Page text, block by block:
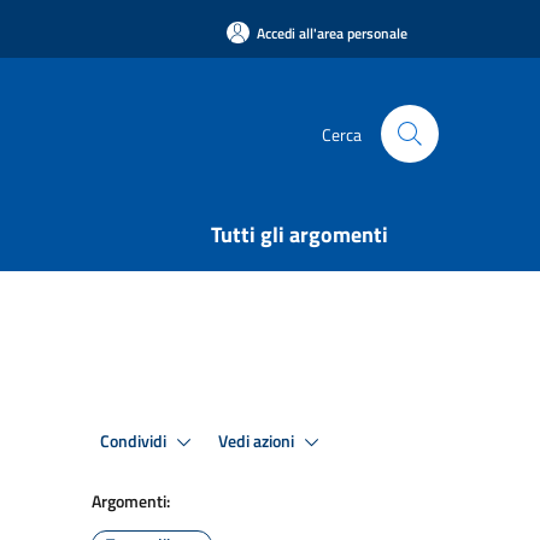
Accedi all'area personale
Cerca
Tutti gli argomenti
Condividi Vedi azioni
Argomenti: